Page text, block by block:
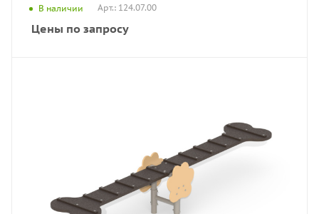
В наличии Арт.: 124.07.00
Цены по запросу